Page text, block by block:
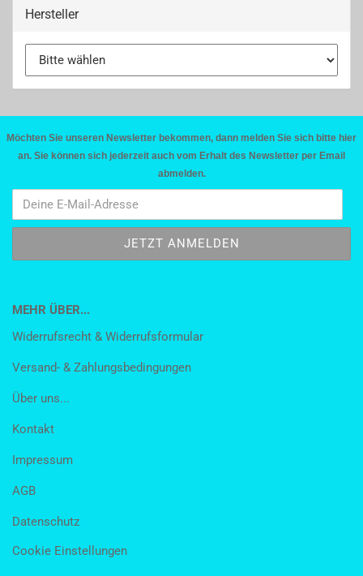
Hersteller
Möchten Sie unseren Newsletter bekommen, dann melden Sie sich bitte hier
an. Sie können sich jederzeit auch vom Erhalt des Newsletter per Email
abmelden.
MEHR ÜBER...
Widerrufsrecht & Widerrufsformular
Versand- & Zahlungsbedingungen
Über uns...
Kontakt
Impressum
AGB
Datenschutz
Cookie Einstellungen